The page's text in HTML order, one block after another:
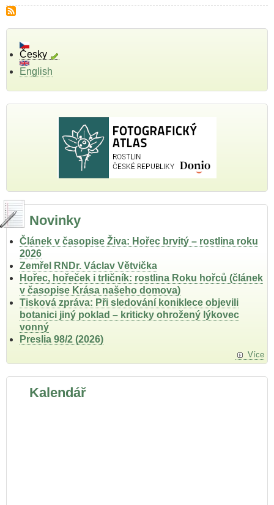
Česky
English
Novinky
Článek v časopise Živa: Hořec brvitý – rostlina roku
2026
Zemřel RNDr. Václav Větvička
Hořec, hořeček i trličník: rostlina Roku hořců (článek
v časopise Krása našeho domova)
Tisková zpráva: Při sledování koniklece objevili
botanici jiný poklad – kriticky ohrožený lýkovec
vonný
Preslia 98/2 (2026)
Více
Kalendář